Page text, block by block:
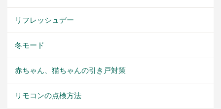
リフレッシュデー
冬モード
赤ちゃん、猫ちゃんの引き戸対策
リモコンの点検方法